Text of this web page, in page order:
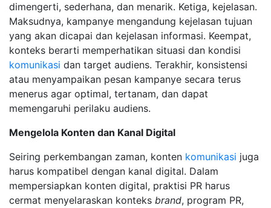
dimengerti, sederhana, dan menarik. Ketiga, kejelasan.
Maksudnya, kampanye mengandung kejelasan tujuan
yang akan dicapai dan kejelasan informasi. Keempat,
konteks berarti memperhatikan situasi dan kondisi
komunikasi dan target audiens. Terakhir, konsistensi
atau menyampaikan pesan kampanye secara terus
menerus agar optimal, tertanam, dan dapat
memengaruhi perilaku audiens.
Mengelola Konten dan Kanal Digital
Seiring perkembangan zaman, konten komunikasi juga
harus kompatibel dengan kanal digital. Dalam
mempersiapkan konten digital, praktisi PR harus
cermat menyelaraskan konteks brand, program PR,